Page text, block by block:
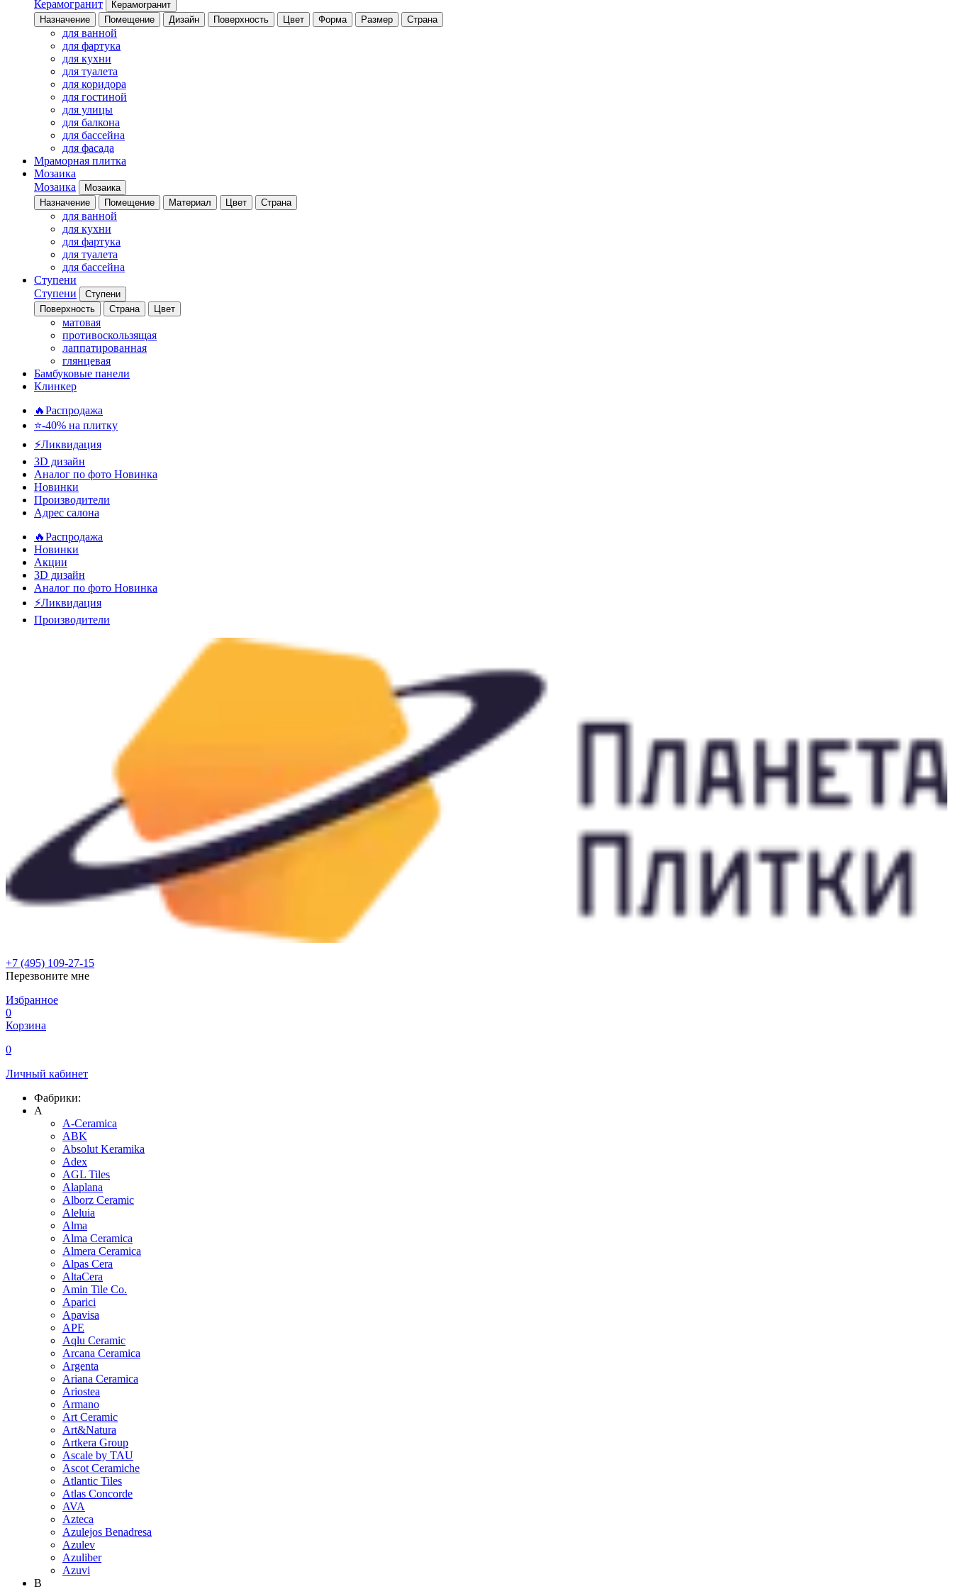
Керамогранит
Керамогранит
Назначение
Помещение Дизайн Поверхность Цвет Форма Размер Страна
для ванной
для фартука
для кухни
для туалета
для коридора
для гостиной
для улицы
для балкона
для бассейна
для фасада
Мраморная плитка
Мозаика
Мозаика
Мозаика
Назначение
Помещение Материал Цвет Страна
для ванной
для кухни
для фартука
для туалета
для бассейна
Ступени
Ступени
Ступени
Поверхность
Страна Цвет
матовая
противоскользящая
лаппатированная
глянцевая
Бамбуковые панели
Клинкер
🔥Распродажа
⭐-40% на плитку
⚡️Ликвидация
3D дизайн
Аналог по фото Новинка
Новинки
Производители
Адрес салона
🔥Распродажа
Новинки
Акции
3D дизайн
Аналог по фото Новинка
⚡Ликвидация
Производители
+7 (495) 109-27-15
Перезвоните мне
Избранное
0
Корзина
0
Личный кабинет
Фабрики:
A
A-Ceramica
ABK
Absolut Keramika
Adex
AGL Tiles
Alaplana
Alborz Ceramic
Aleluia
Alma
Alma Ceramica
Almera Ceramica
Alpas Cera
AltaCera
Amin Tile Co.
Aparici
Apavisa
APE
Aqlu Ceramic
Arcana Ceramica
Argenta
Ariana Ceramica
Ariostea
Armano
Art Ceramic
Art&Natura
Artkera Group
Ascale by TAU
Ascot Ceramiche
Atlantic Tiles
Atlas Concorde
AVA
Azteca
Azulejos Benadresa
Azulev
Azuliber
Azuvi
B